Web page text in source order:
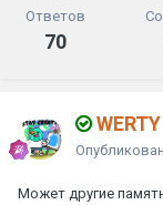
Ответов
70
WERTY
Может другие